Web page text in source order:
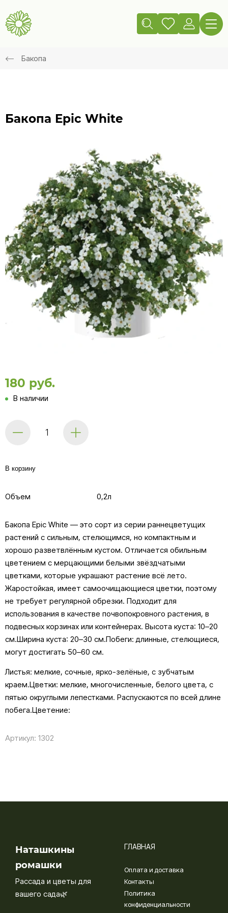
Бакопа
Бакопа Epic White
180 руб.
В наличии
В корзину
Объем 0,2л
Бакопа Epic White — это сорт из серии раннецветущих
растений с сильным, стелющимся, но компактным и
хорошо разветвлённым кустом. Отличается обильным
цветением с мерцающими белыми звёздчатыми
цветками, которые украшают растение всё лето.
Жаростойкая, имеет самоочищающиеся цветки, поэтому
не требует регулярной обрезки. Подходит для
использования в качестве почвопокровного растения, в
подвесных корзинах или контейнерах. Высота куста: 10–20
см.Ширина куста: 20–30 см.Побеги: длинные, стелющиеся,
могут достигать 50–60 см.
Листья: мелкие, сочные, ярко-зелёные, с зубчатым
краем.Цветки: мелкие, многочисленные, белого цвета, с
пятью округлыми лепестками. Распускаются по всей длине
побега.Цветение:
Артикул: 1302
Наташкины
ромашки
Рассада и цветы для
вашего сада🌿
ГЛАВНАЯ
Оплата и доставка
Контакты
Политика
конфиденциальности